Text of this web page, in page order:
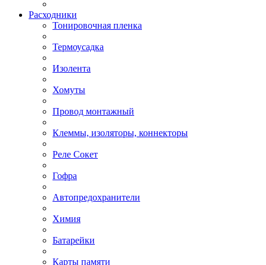
Расходники
Тонировочная пленка
Термоусадка
Изолента
Хомуты
Провод монтажный
Клеммы, изоляторы, коннекторы
Реле Сокет
Гофра
Автопредохранители
Химия
Батарейки
Карты памяти